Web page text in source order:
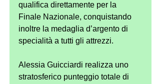
qualifica direttamente per la
Finale Nazionale, conquistando
inoltre la medaglia d’argento di
specialità a tutti gli attrezzi.
Alessia Guicciardi realizza uno
stratosferico punteggio totale di